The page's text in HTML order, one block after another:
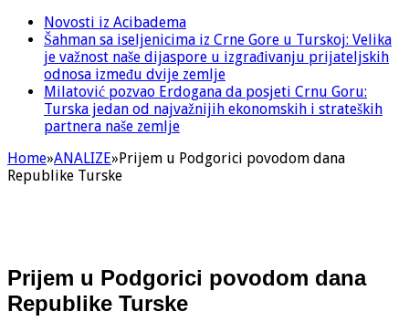
Novosti iz Acibadema
Šahman sa iseljenicima iz Crne Gore u Turskoj: Velika
je važnost naše dijaspore u izgrađivanju prijateljskih
odnosa između dvije zemlje
Milatović pozvao Erdogana da posjeti Crnu Goru:
Turska jedan od najvažnijih ekonomskih i strateških
partnera naše zemlje
Home»ANALIZE»Prijem u Podgorici povodom dana
Republike Turske
Prijem u Podgorici povodom dana
Republike Turske